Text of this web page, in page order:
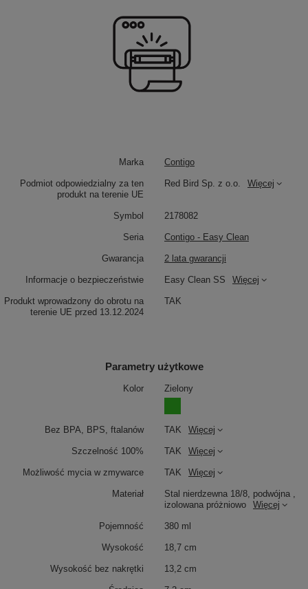
Marka Contigo
Podmiot odpowiedzialny za ten
produkt na terenie UE
Red Bird Sp. z o.o. Więcej
Symbol 2178082
Seria Contigo - Easy Clean
Gwarancja 2 lata gwarancji
Informacje o bezpieczeństwie Easy Clean SS Więcej
Produkt wprowadzony do obrotu na
terenie UE przed 13.12.2024
TAK
Parametry użytkowe
Kolor Zielony
Bez BPA, BPS, ftalanów TAK Więcej
Szczelność 100% TAK Więcej
Możliwość mycia w zmywarce TAK Więcej
Materiał
Stal nierdzewna 18/8, podwójna ,
izolowana próżniowo
Więcej
Pojemność 380 ml
Wysokość 18,7 cm
Wysokość bez nakrętki 13,2 cm